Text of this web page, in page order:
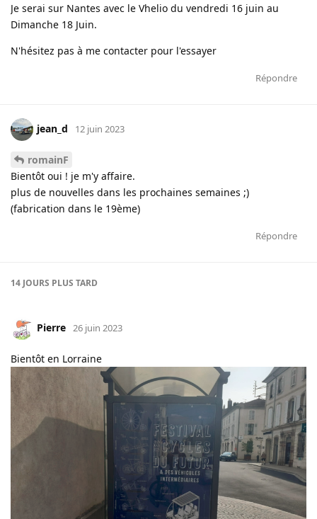
Je serai sur Nantes avec le Vhelio du vendredi 16 juin au
Dimanche 18 Juin.
N'hésitez pas à me contacter pour l'essayer
Répondre
jean_d 12 juin 2023
romainF
Bientôt oui ! je m'y affaire.
plus de nouvelles dans les prochaines semaines ;)
(fabrication dans le 19ème)
Répondre
14 JOURS PLUS TARD
Pierre 26 juin 2023
Bientôt en Lorraine